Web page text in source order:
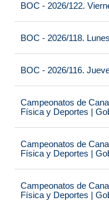
BOC - 2026/122.
BOC - 2026/118.
BOC - 2026/116.
Campeonatos de
Física y Deportes |
Campeonatos de
Física y Deportes |
Campeonatos de
Física y Deportes |